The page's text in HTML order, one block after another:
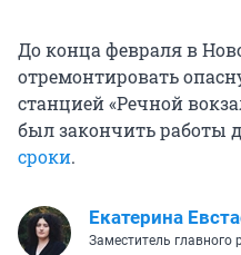
До конца февраля в
отремонтировать
станцией «Речной
был закончить работы
сроки.
Екатерина
Заместитель главного